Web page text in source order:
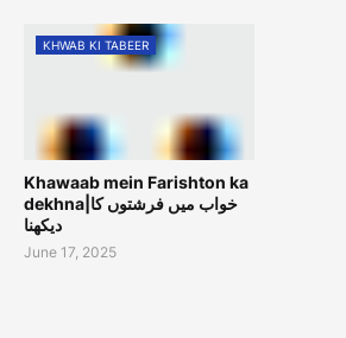
KHWAB KI TABEER
Khawaab mein Farishton ka
dekhna|خواب میں فرشتوں کا
دیکھنا
June 17, 2025